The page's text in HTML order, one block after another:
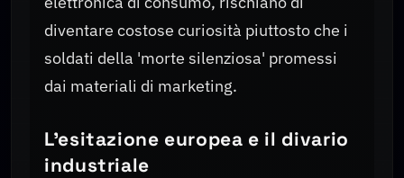
diventare costose curiosità piuttosto che i
soldati della 'morte silenziosa' promessi
dai materiali di marketing.
L'esitazione europea e il divario
industriale